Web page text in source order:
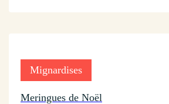
Mignardises
Meringues de Noël